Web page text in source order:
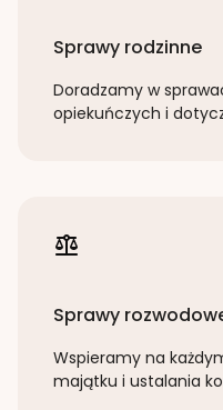
Sprawy rodzinne
Doradzamy w
opiekuńczych i
Sprawy
Wspieramy na
majątku i ustalania